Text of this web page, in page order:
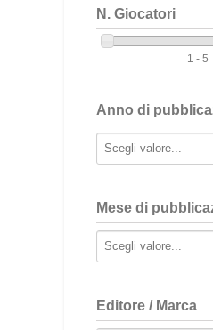
N. Giocatori
1 - 5
Anno di
Mese di
Editore / Marca